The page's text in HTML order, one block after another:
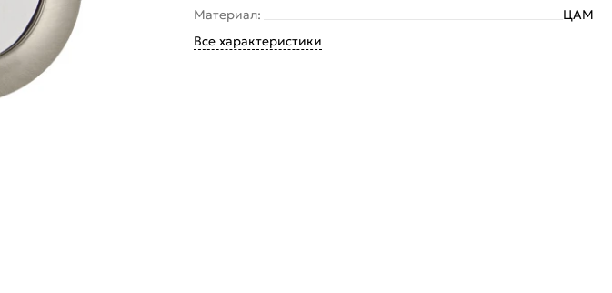
Материал:
ЦАМ
Все характеристики